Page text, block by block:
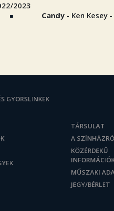
2023
Candy - Ken Kesey
GYORSLINKEK
TÁRSULAT
A
KÖZÉRDEKŰ
MŰSZAKI
JEGY/BÉRLET